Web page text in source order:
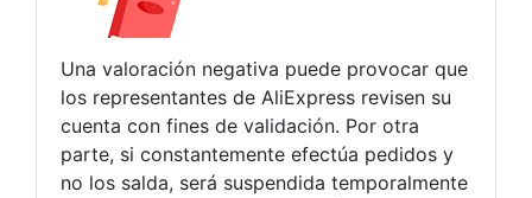
Una valoración negativa puede provocar que
los representantes de AliExpress revisen su
cuenta con fines de validación. Por otra
parte, si constantemente efectúa pedidos y
no los salda, será suspendida temporalmente